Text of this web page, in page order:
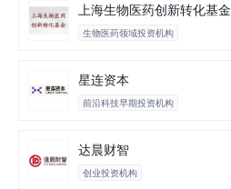
上海生物医药创新转化基金
生物医药领域投资机构
星连资本
前沿科技早期投资机构
达晨财智
创业投资机构